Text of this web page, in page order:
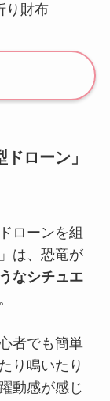
り財布
ローン」
ローンを組
は、恐竜が
なシチュエ
者でも簡単
り鳴いたり
動感が感じ